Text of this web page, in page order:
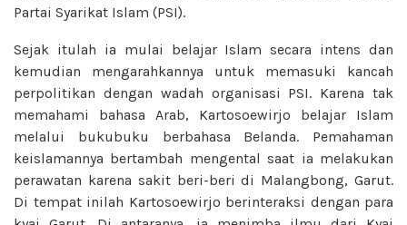
Partai Syarikat Islam (PSI).
Sejak itulah ia mulai belajar Islam secara intens dan
kemudian mengarahkannya untuk memasuki kancah
perpolitikan dengan wadah organisasi PSI. Karena tak
memahami bahasa Arab, Kartosoewirjo belajar Islam
melalui bukubuku berbahasa Belanda. Pemahaman
keislamannya bertambah mengental saat ia melakukan
perawatan karena sakit beri-beri di Malangbong, Garut.
Di tempat inilah Kartosoewirjo berinteraksi dengan para